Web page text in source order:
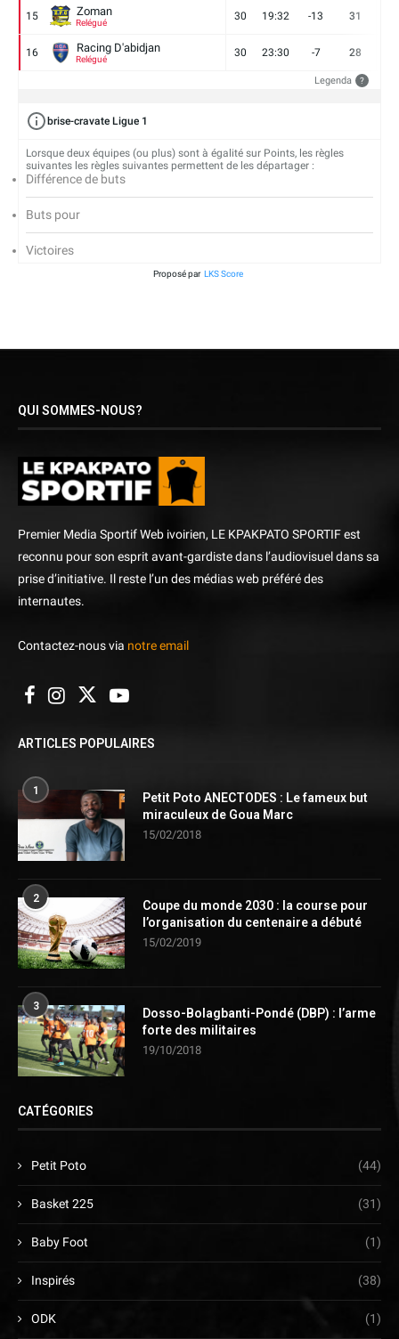
15 Zoman
Relégué
30 19:32 -13 31
16 Racing D'abidjan
Relégué
30 23:30 -7 28
Legenda ?
brise-cravate Ligue 1
Lorsque deux équipes (ou plus) sont à égalité sur Points, les règles
suivantes les règles suivantes permettent de les départager :
Différence de buts
Buts pour
Victoires
Proposé par LKS Score
QUI SOMMES-NOUS?
Premier Media Sportif Web ivoirien, LE KPAKPATO SPORTIF est
reconnu pour son esprit avant-gardiste dans l’audiovisuel dans sa
prise d’initiative. Il reste l’un des médias web préféré des
internautes.
Contactez-nous via notre email
ARTICLES POPULAIRES
1
Petit Poto ANECTODES : Le fameux but
miraculeux de Goua Marc
15/02/2018
2
Coupe du monde 2030 : la course pour
l’organisation du centenaire a débuté
15/02/2019
3
Dosso-Bolagbanti-Pondé (DBP) : l’arme
forte des militaires
19/10/2018
CATÉGORIES
Petit Poto (44)
Basket 225 (31)
Baby Foot (1)
Inspirés (38)
ODK (1)